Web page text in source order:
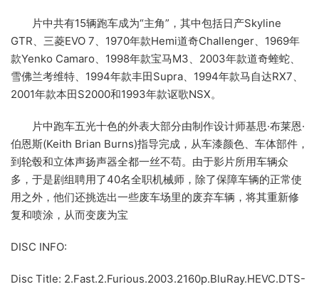
片中共有15辆跑车成为“主角”，其中包括日产Skyline
GTR、三菱EVO 7、1970年款Hemi道奇Challenger、1969年
款Yenko Camaro、1998年款宝马M3、2003年款道奇蝰蛇、
雪佛兰考维特、1994年款丰田Supra、1994年款马自达RX7、
2001年款本田S2000和1993年款讴歌NSX。
片中跑车五光十色的外表大部分由制作设计师基思·布莱恩·
伯恩斯(Keith Brian Burns)指导完成，从车漆颜色、车体部件，
到轮毂和立体声扬声器全都一丝不苟。由于影片所用车辆众
多，于是剧组聘用了40名全职机械师，除了保障车辆的正常使
用之外，他们还挑选出一些废车场里的废弃车辆，将其重新修
复和喷涂，从而变废为宝
DISC INFO:
Disc Title: 2.Fast.2.Furious.2003.2160p.BluRay.HEVC.DTS-